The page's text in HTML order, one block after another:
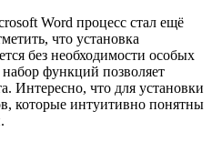
Word процесс стал ещё
что установка
без необходимости особых
функций позволяет
Интересно, что для установки
которые интуитивно понятны